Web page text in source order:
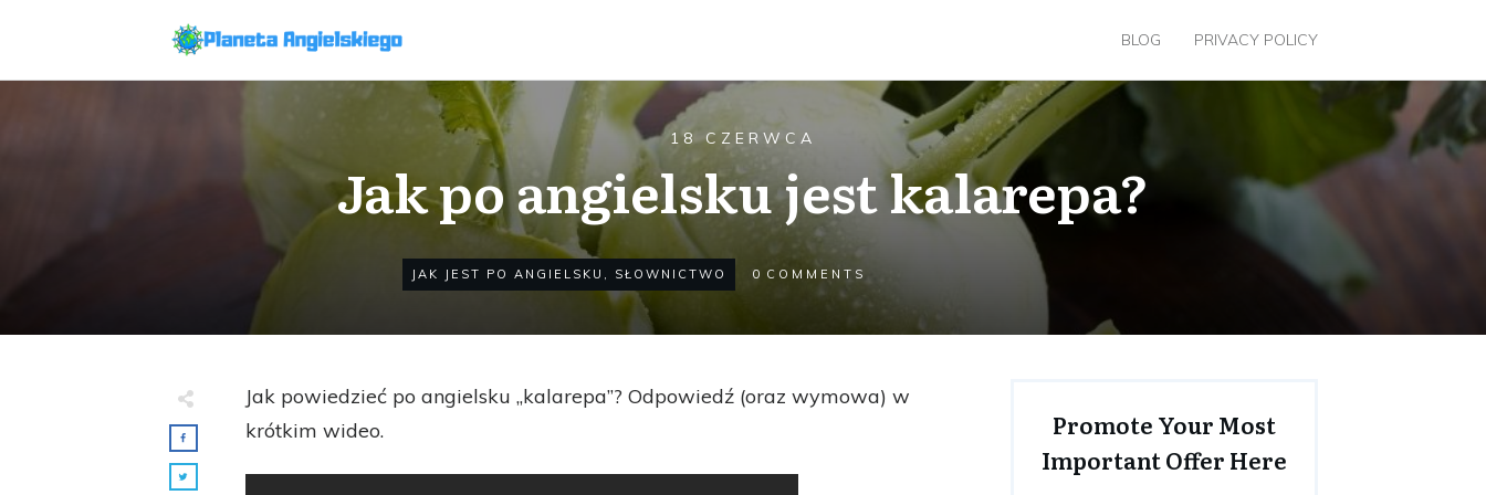
BLOG PRIVACY POLICY
18 CZERWCA
Jak po angielsku jest kalarepa?
JAK JEST PO ANGIELSKU SŁOWNICTWO 0 COMMENTS
Jak powiedzieć po angielsku „kalarepa”? Odpowiedź (oraz wymowa) w
krótkim wideo.
Promote Your Most
Important Offer Here